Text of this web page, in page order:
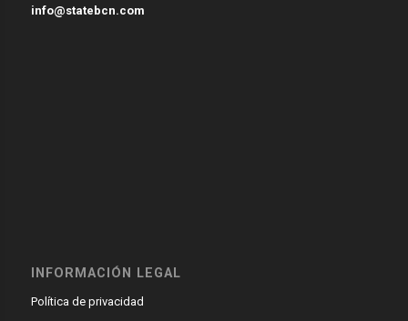
info@statebcn.com
INFORMACIÓN LEGAL
Política de privacidad